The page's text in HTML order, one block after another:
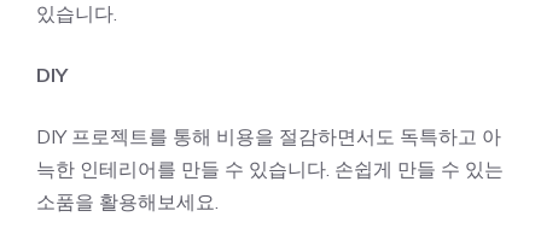
있습니다.
DIY
DIY 프로젝트를 통해 비용을 절감하면서도 독특하고 아
늑한 인테리어를 만들 수 있습니다. 손쉽게 만들 수 있는
소품을 활용해보세요.